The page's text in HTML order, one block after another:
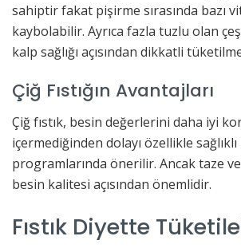
sahiptir fakat pişirme sırasında bazı
kaybolabilir. Ayrıca fazla tuzlu olan
kalp sağlığı açısından dikkatli
Çiğ Fıstığın Avantajları
Çiğ fıstık, besin değerlerini daha iyi
içermediğinden dolayı özellikle
programlarında önerilir. Ancak taze
besin kalitesi açısından önemlidir.
Fıstık Diyette